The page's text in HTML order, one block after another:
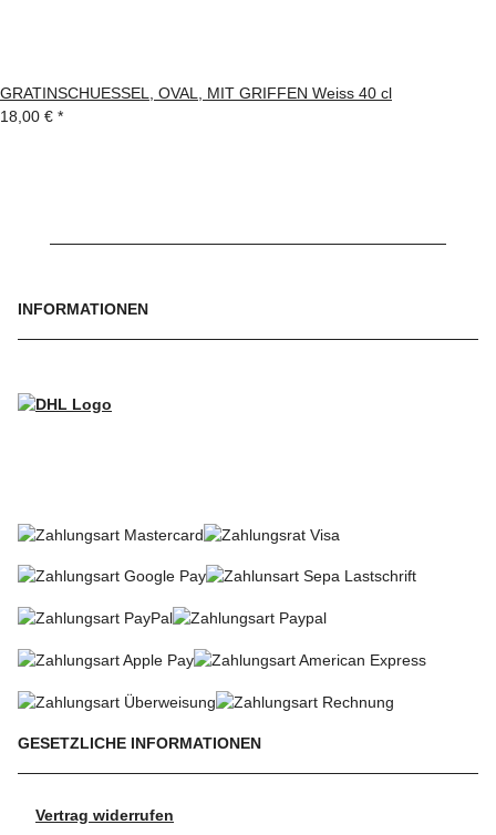
GRATINSCHUESSEL, OVAL, MIT GRIFFEN Weiss 40 cl
18,00 € *
INFORMATIONEN
GESETZLICHE INFORMATIONEN
Vertrag widerrufen